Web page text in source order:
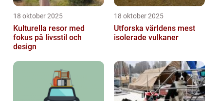
18 oktober 2025
Kulturella resor med
fokus på livsstil och
design
18 oktober 2025
Utforska världens mest
isolerade vulkaner